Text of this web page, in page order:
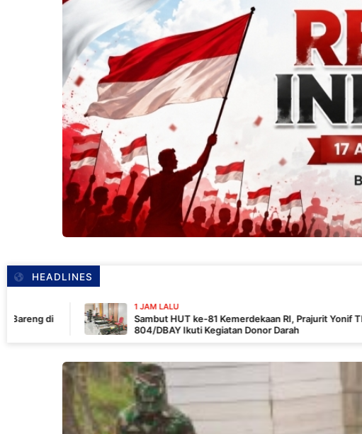
HEADLINES
1 JAM LALU
Sambut HUT ke-81 Kemerdekaan RI, Prajurit Yonif TP
804/DBAY Ikuti Kegiatan Donor Darah